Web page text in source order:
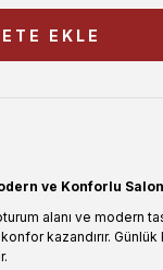
EKLE
ve Konforlu
alanı ve modern
kazandırır. Günlük